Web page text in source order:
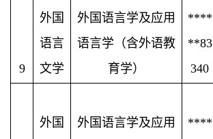
9
外国
语言
文学
外国语言学及应用
语言学（含外语教
育学）
****
**83
340
外国
外国语言学及应用
****